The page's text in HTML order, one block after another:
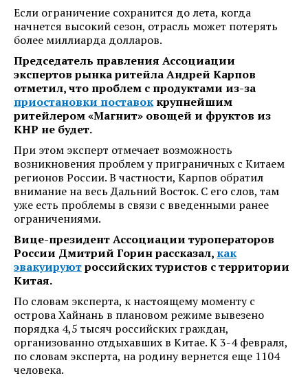
Если ограничение сохранится до лета, когда
начнется высокий сезон, отрасль может потерять
более миллиарда долларов.
Председатель правления Ассоциации
экспертов рынка ритейла Андрей Карпов
отметил, что проблем с продуктами из-за
приостановки поставоккрупнейшим
ритейлером «Магнит» овощей и фруктов из
КНР не будет.
При этом эксперт отмечает возможность
возникновения проблем у приграничных с Китаем
регионов России. В частности, Карпов обратил
внимание на весь Дальний Восток. С его слов, там
уже есть проблемы в связи с введенными ранее
ограничениями.
Вице-президент Ассоциации туроператоров
России Дмитрий Горин рассказал, как
эвакуируютроссийских туристов с территории
Китая.
По словам эксперта, к настоящему моменту с
острова Хайнань в плановом режиме вывезено
порядка 4,5 тысяч российских граждан,
организованно отдыхавших в Китае. К 3-4 февраля,
по словам эксперта, на родину вернется еще 1104
человека.